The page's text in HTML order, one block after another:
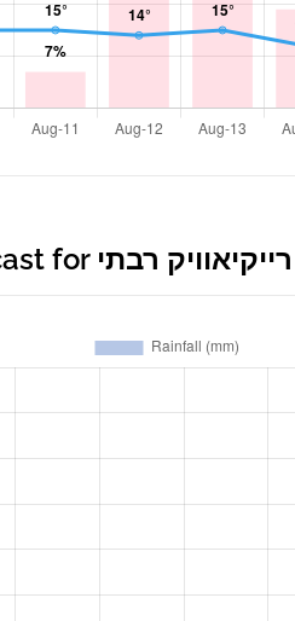
10 Days Rainfall Forecast for רייקיאוויק רבתי